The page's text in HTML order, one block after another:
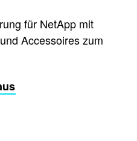
für NetApp mit
Accessoires zum